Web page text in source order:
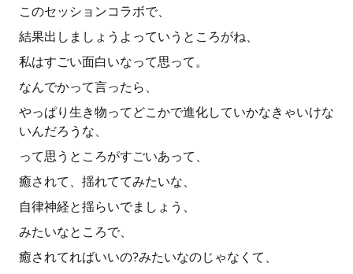
このセッションコラボで、
結果出しましょうよっていうところがね、
私はすごい面白いなって思って。
なんでかって言ったら、
やっぱり生き物ってどこかで進化していかなきゃいけな
いんだろうな、
って思うところがすごいあって、
癒されて、揺れててみたいな、
自律神経と揺らいでましょう、
みたいなところで、
癒されてればいいの?みたいなのじゃなくて、